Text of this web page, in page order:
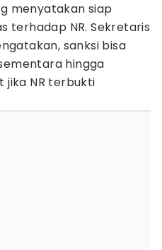
menyatakan siap
terhadap NR. Sekretaris
sanksi bisa
hingga
NR terbukti